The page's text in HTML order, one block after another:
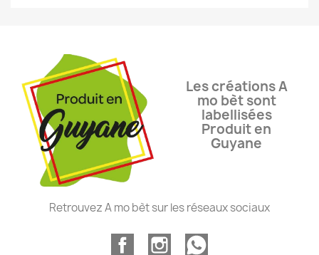
Les créations A
mo bèt sont
labellisées
Produit en
Guyane
Retrouvez A mo bèt sur les réseaux sociaux